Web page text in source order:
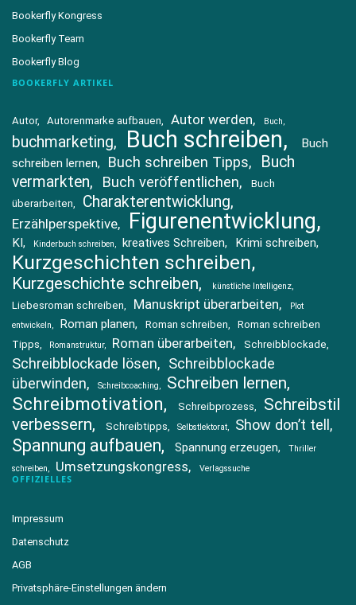
Bookerfly Kongress
Bookerfly Team
Bookerfly Blog
BOOKERFLY ARTIKEL
Autor Autorenmarke aufbauen Autor werden Buch
buchmarketing Buch schreiben
Buch
schreiben lernen
Buch schreiben Tipps
Buch
vermarkten
Buch veröffentlichen
Buch
überarbeiten
Charakterentwicklung
Erzählperspektive Figurenentwicklung
KI Kinderbuch schreiben kreatives Schreiben Krimi schreiben
Kurzgeschichten schreiben
Kurzgeschichte schreiben künstliche Intelligenz
Liebesroman schreiben Manuskript überarbeiten
Plot
entwickeln
Roman planen Roman schreiben
Roman schreiben
Tipps
Romanstruktur Roman überarbeiten Schreibblockade
Schreibblockade lösen
Schreibblockade
überwinden
Schreibcoaching Schreiben lernen
Schreibmotivation Schreibprozess
Schreibstil
verbessern
Schreibtipps Selbstlektorat Show don’t tell
Spannung aufbauen Spannung erzeugen
Thriller
schreiben
Umsetzungskongress Verlagssuche
OFFIZIELLES
Impressum
Datenschutz
AGB
Privatsphäre-Einstellungen ändern